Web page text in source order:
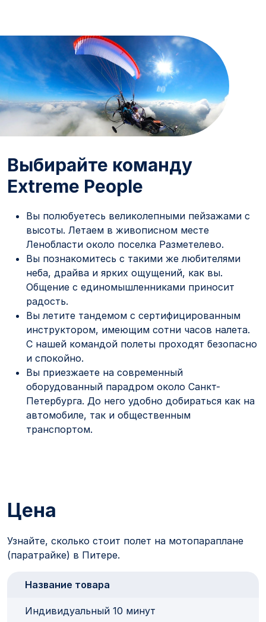
Выбирайте команду
Extreme People
Вы полюбуетесь великолепными пейзажами с
высоты. Летаем в живописном месте
Ленобласти около поселка Разметелево.
Вы познакомитесь с такими же любителями
неба, драйва и ярких ощущений, как вы.
Общение с единомышленниками приносит
радость.
Вы летите тандемом с сертифицированным
инструктором, имеющим сотни часов налета.
С нашей командой полеты проходят безопасно
и спокойно.
Вы приезжаете на современный
оборудованный парадром около Санкт-
Петербурга. До него удобно добираться как на
автомобиле, так и общественным
транспортом.
Цена
Узнайте, сколько стоит полет на мотопараплане
(паратрайке) в Питере.
Название товара
Индивидуальный 10 минут